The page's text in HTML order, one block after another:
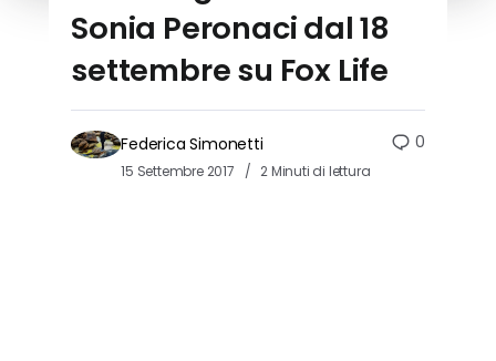
Sonia Peronaci dal 18
settembre su Fox Life
Federica Simonetti
15 Settembre 2017 2 Minuti di lettura
0